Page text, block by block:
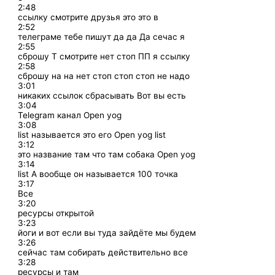
2:48
ссылку смотрите друзья это это в
2:52
телеграме тебе пишут да да Да сечас я
2:55
сброшу Т смотрите нет стоп ПП я ссылку
2:58
сброшу на на нет стоп стоп стоп не надо
3:01
никаких ссылок сбрасывать Вот вы есть
3:04
Telegram канал Open yog
3:08
list называется это его Open yog list
3:12
это название там что там собака Open yog
3:14
list А вообще он называется 100 точка
3:17
Все
3:20
ресурсы открытой
3:23
йоги и вот если вы туда зайдёте мы будем
3:26
сейчас там собирать действительно все
3:28
ресурсы и там